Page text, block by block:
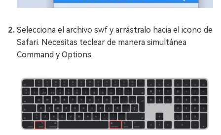
Selecciona el archivo swf y arrástralo hacia el icono de
Safari. Necesitas teclear de manera simultánea
Command y Options.